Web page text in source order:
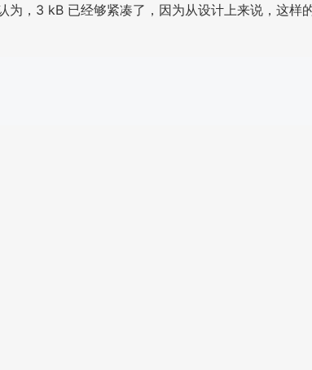
为，3 kB 已经够紧凑了，因为从设计上来说，这样